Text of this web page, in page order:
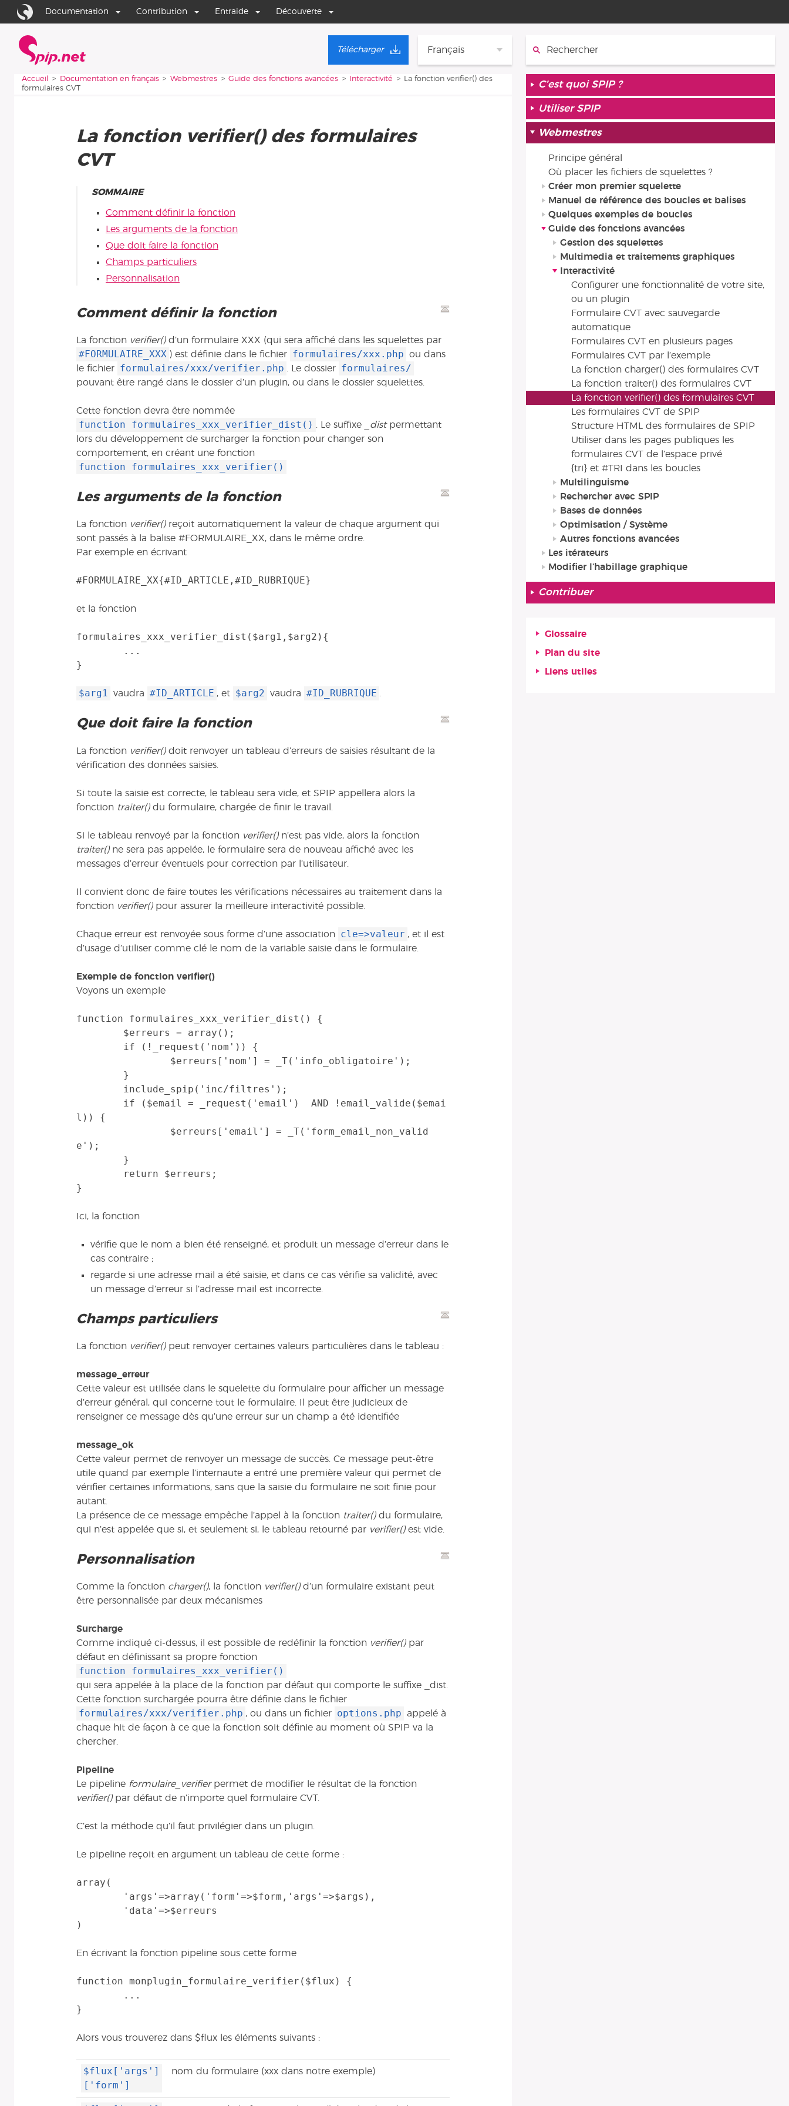
Aller au contenu
Aller à la navigation
Documentation Contribution Entraide Découverte
Français
Télécharger
Vous êtes ici :
Accueil Documentation en français Webmestres Guide des fonctions avancées Interactivité
La fonction verifier() des
formulaires CVT
La fonction verifier() des formulaires
CVT
SOMMAIRE
Comment définir la fonction
Les arguments de la fonction
Que doit faire la fonction
Champs particuliers
Personnalisation
Comment définir la fonction
La fonction verifier()d’un formulaire XXX (qui sera affiché dans les squelettes par
#FORMULAIRE_XXX ) est définie dans le fichier formulaires/xxx.php
ou dans
le fichier
formulaires/xxx/verifier.php . Le dossier formulaires/
pouvant être rangé dans le dossier d’un plugin, ou dans le dossier squelettes.
Cette fonction devra être nommée
function formulaires_xxx_verifier_dist() . Le suffixe _distpermettant
lors du développement de surcharger la fonction pour changer son
comportement, en créant une fonction
function formulaires_xxx_verifier()
Les arguments de la fonction
La fonction verifier()reçoit automatiquement la valeur de chaque argument qui
sont passés à la balise #FORMULAIRE_XX, dans le même ordre.
Par exemple en écrivant
et la fonction
formulaires_xxx_verifier_dist($arg1,$arg2){
$arg1 vaudra #ID_ARTICLE , et $arg2 vaudra #ID_RUBRIQUE .
Que doit faire la fonction
La fonction verifier()doit renvoyer un tableau d’erreurs de saisies résultant de la
vérification des données saisies.
Si toute la saisie est correcte, le tableau sera vide, et SPIP appellera alors la
fonction traiter()du formulaire, chargée de finir le travail.
Si le tableau renvoyé par la fonction verifier()n’est pas vide, alors la fonction
traiter()ne sera pas appelée, le formulaire sera de nouveau affiché avec les
messages d’erreur éventuels pour correction par l’utilisateur.
Il convient donc de faire toutes les vérifications nécessaires au traitement dans la
fonction verifier()pour assurer la meilleure interactivité possible.
Chaque erreur est renvoyée sous forme d’une association cle=>valeur , et il est
d’usage d’utiliser comme clé le nom de la variable saisie dans le formulaire.
Exemple de fonction verifier()
Voyons un exemple
function formulaires_xxx_verifier_dist() {
l)) {
e');
Ici, la fonction
vérifie que le nom a bien été renseigné, et produit un message d’erreur dans le
cas contraire ;
regarde si une adresse mail a été saisie, et dans ce cas vérifie sa validité, avec
un message d’erreur si l’adresse mail est incorrecte.
Champs particuliers
La fonction verifier()peut renvoyer certaines valeurs particulières dans le tableau :
message_erreur
Cette valeur est utilisée dans le squelette du formulaire pour afficher un message
d’erreur général, qui concerne tout le formulaire. Il peut être judicieux de
renseigner ce message dès qu’une erreur sur un champ a été identifiée
message_ok
Cette valeur permet de renvoyer un message de succès. Ce message peut-être
utile quand par exemple l’internaute a entré une première valeur qui permet de
vérifier certaines informations, sans que la saisie du formulaire ne soit finie pour
autant.
La présence de ce message empêche l’appel à la fonction traiter()du formulaire,
qui n’est appelée que si, et seulement si, le tableau retourné par verifier()est vide.
Personnalisation
Comme la fonction charger(), la fonction verifier()d’un formulaire existant peut
être personnalisée par deux mécanismes
Surcharge
Comme indiqué ci-dessus, il est possible de redéfinir la fonction verifier()par
défaut en définissant sa propre fonction
function formulaires_xxx_verifier()
qui sera appelée à la place de la fonction par défaut qui comporte le suffixe _dist.
Cette fonction surchargée pourra être définie dans le fichier
formulaires/xxx/verifier.php , ou dans un fichier options.php
appelé à
chaque hit de façon à ce que la fonction soit définie au moment où SPIP va la
chercher.
Pipeline
Le pipeline formulaire_verifierpermet de modifier le résultat de la fonction
verifier()par défaut de n’importe quel formulaire CVT.
C’est la méthode qu’il faut privilégier dans un plugin.
Le pipeline reçoit en argument un tableau de cette forme :
array(
En écrivant la fonction pipeline sous cette forme
function monplugin_formulaire_verifier($flux) {
Alors vous trouverez dans $flux les éléments suivants :
$flux['args']
['form']
nom du formulaire (xxx dans notre exemple)
C’est quoi SPIP ?
Utiliser SPIP
Webmestres
Principe général
Où placer les fichiers de squelettes ?
Créer mon premier squelette
Manuel de référence des boucles et balises
Quelques exemples de boucles
Guide des fonctions avancées
Gestion des squelettes
Multimedia et traitements graphiques
Interactivité
Configurer une fonctionnalité de votre site,
ou un plugin
Formulaire CVT avec sauvegarde
automatique
Formulaires CVT en plusieurs pages
Formulaires CVT par l’exemple
La fonction charger() des formulaires CVT
La fonction traiter() des formulaires CVT
La fonction verifier() des formulaires CVT
Les formulaires CVT de SPIP
Structure HTML des formulaires de SPIP
Utiliser dans les pages publiques les
formulaires CVT de l’espace privé
{tri} et #TRI dans les boucles
Multilinguisme
Rechercher avec SPIP
Bases de données
Optimisation / Système
Autres fonctions avancées
Les itérateurs
Modifier l’habillage graphique
Contribuer
Glossaire
Plan du site
Liens utiles